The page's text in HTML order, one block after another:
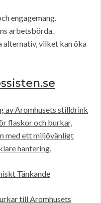
engagemang.
arbetsbörda.
vilket kan öka
av Aromhusets stilldrink
flaskor och burkar,
med ett miljövänligt
hantering.
Tänkande
till Aromhusets